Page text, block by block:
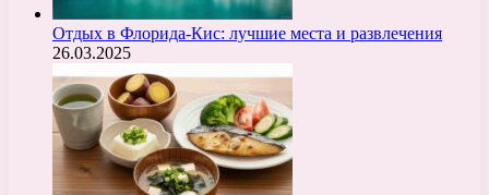
Отдых в Флорида-Кис: лучшие места и развлечения
26.03.2025